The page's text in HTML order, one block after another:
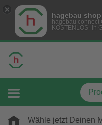
hagebau shop
hagebau connect
KOSTENLOS- In
Wähle jetzt Deinen